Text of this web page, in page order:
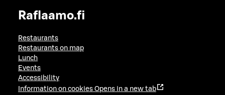
Raflaamo.fi
Restaurants
Restaurants on map
Lunch
Events
Accessibility
Information on cookies Opens in a new tab